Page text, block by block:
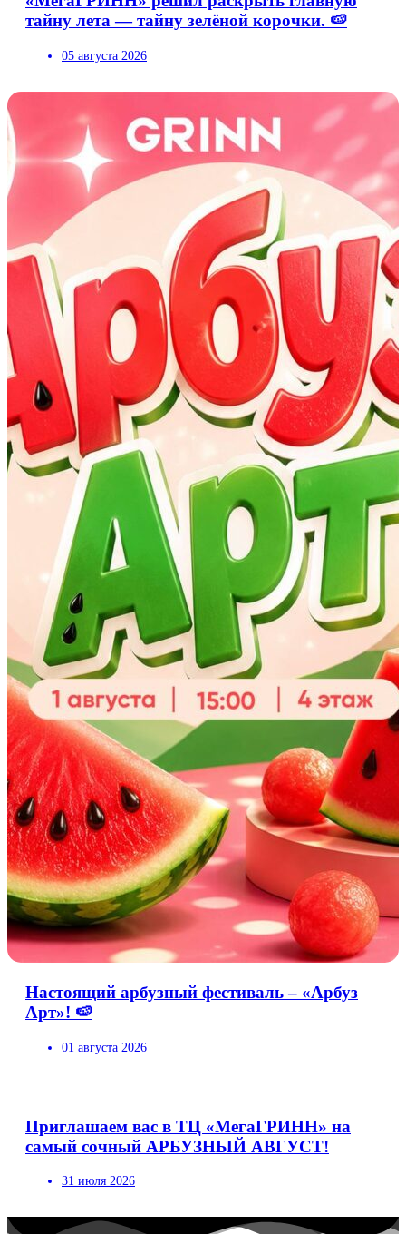
тайну лета — тайну зелёной корочки. 🍉
05 августа 2026
Настоящий арбузный фестиваль – «Арбуз
Арт»! 🍉
01 августа 2026
Приглашаем вас в ТЦ «МегаГРИНН» на
самый сочный АРБУЗНЫЙ АВГУСТ!
31 июля 2026